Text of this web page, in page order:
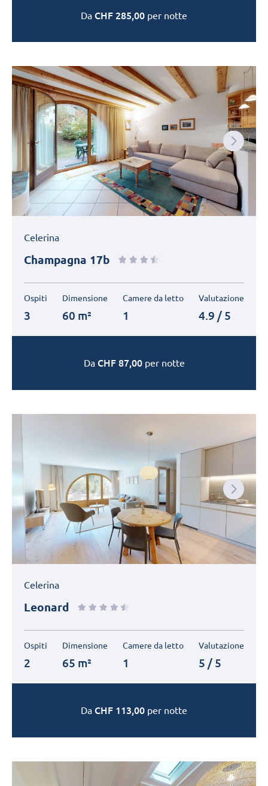
Da CHF 285,00 per notte
Next
Celerina
Champagna 17b
Ospiti
3
Dimensione
60 m²
Camere da letto
1
Valutazione
4.9 / 5
Da CHF 87,00per notte
Next
Celerina
Leonard
Ospiti
2
Dimensione
65 m²
Camere da letto
1
Valutazione
5 / 5
Da CHF 113,00 per notte